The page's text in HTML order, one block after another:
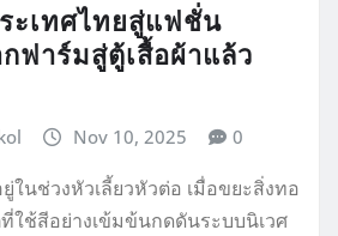
ะเทศไทยสู่แฟชั่น
ฟาร์มสู่ตู้เสื้อผ้าแล้ว
Nov 10, 2025 0
นช่วงหัวเลี้ยวหัวต่อ เมื่อขยะสิ่งทอ
ใช้สีอย่างเข้มข้นกดดันระบบนิเวศ